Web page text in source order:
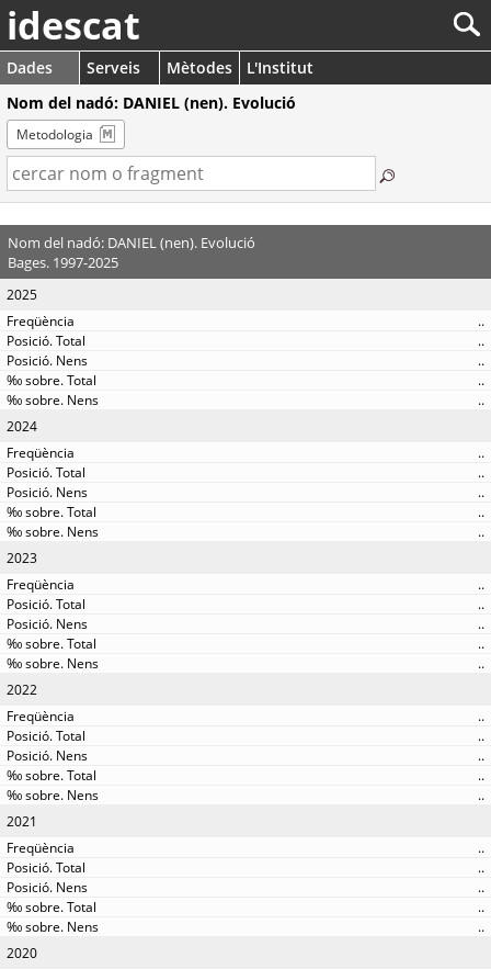
idescat
Dades Serveis Mètodes
L'Institut
Nom del nadó: DANIEL (nen). Evolució
Metodologia
Nom del nadó: DANIEL (nen). Evolució
Bages. 1997-2025
2025
..
..
..
..
..
2024
..
..
..
..
..
2023
..
..
..
..
..
2022
..
..
..
..
..
2021
..
..
..
..
..
2020